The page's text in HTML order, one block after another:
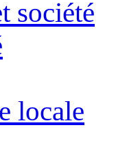
société
locale